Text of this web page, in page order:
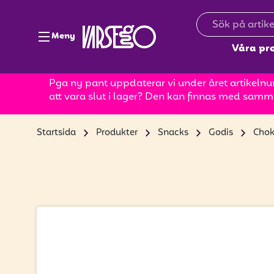
Meny
Våra
Pga ny pant uppdaterar vi under året
att vara slut i lager? Den kan finnas med
Startsida Produkter Snacks Godis